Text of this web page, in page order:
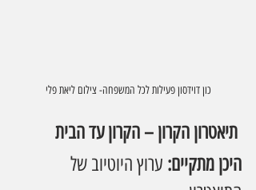
כון דוידסון פעילות לכל המשפחה- צילום ליאת פלי
היכן מתקיים: ערוץ היוטיוב של